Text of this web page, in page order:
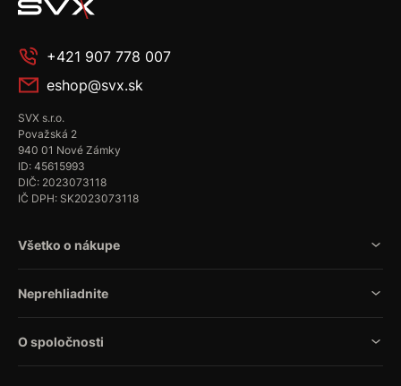
+421 907 778 007
eshop@svx.sk
SVX s.r.o.
Považská 2
940 01 Nové Zámky
ID: 45615993
DIČ: 2023073118
IČ DPH: SK2023073118
Všetko o nákupe
Neprehliadnite
O spoločnosti